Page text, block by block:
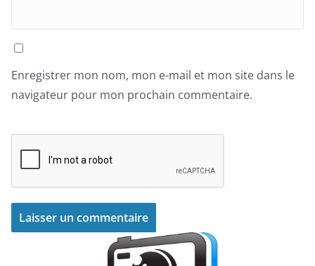
Enregistrer mon nom, mon e-mail et mon site dans le
navigateur pour mon prochain commentaire.